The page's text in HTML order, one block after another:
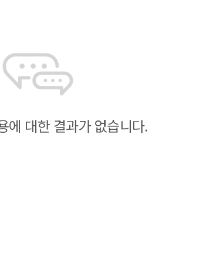
에 대한 결과가 없습니다.